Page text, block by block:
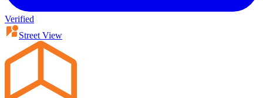
Verified
Street View